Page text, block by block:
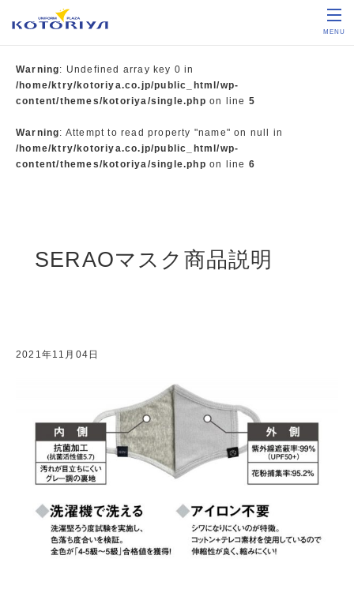
MENU
Warning: Undefined array key 0 in
/home/ktry/kotoriya.co.jp/public_html/wp-
content/themes/kotoriya/single.php on line 5
Warning: Attempt to read property "name" on null in
/home/ktry/kotoriya.co.jp/public_html/wp-
content/themes/kotoriya/single.php on line 6
SERAOマスク商品説明
2021年11月04日